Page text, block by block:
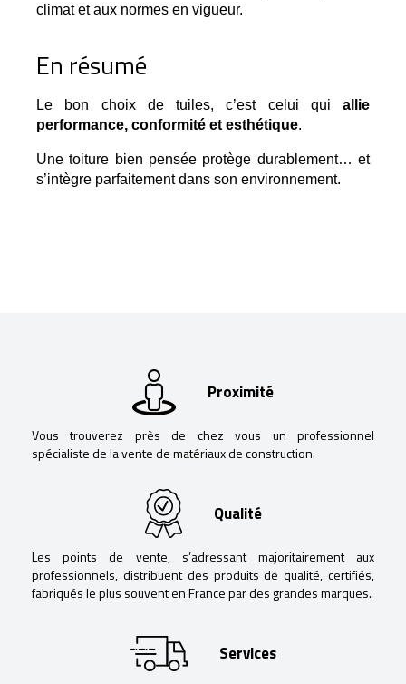
climat et aux normes en vigueur.
En résumé
Le bon choix de tuiles, c’est celui qui allie
performance, conformité et esthétique.
Une toiture bien pensée protège durablement… et
s’intègre parfaitement dans son environnement.
Proximité
Vous trouverez près de chez vous un professionnel
spécialiste de la vente de matériaux de construction.
Qualité
Les points de vente, s’adressant majoritairement aux
professionnels, distribuent des produits de qualité, certifiés,
fabriqués le plus souvent en France par des grandes marques.
Services